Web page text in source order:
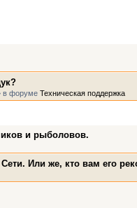
в форуме Техническая поддержка
и рыболовов.
Или же, кто вам его